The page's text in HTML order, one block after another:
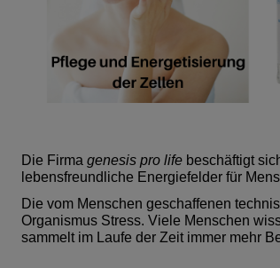
Die Firma genesis pro life beschäftigt
lebensfreundliche Energiefelder für
Die vom Menschen geschaffenen
Organismus Stress. Viele Menschen
sammelt im Laufe der Zeit immer mehr